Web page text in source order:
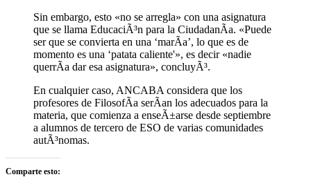
Sin embargo, esto «no se arregla» con una asignatura
que se llama EducaciÃ³n para la CiudadanÃ­a. «Puede
ser que se convierta en una ‘marÃ­a’, lo que es de
momento es una ‘patata caliente'», es decir «nadie
querrÃ­a dar esa asignatura», concluyÃ³.
En cualquier caso, ANCABA considera que los
profesores de FilosofÃ­a serÃ­an los adecuados para la
materia, que comienza a enseÃ±arse desde septiembre
a alumnos de tercero de ESO de varias comunidades
autÃ³nomas.
Comparte esto: